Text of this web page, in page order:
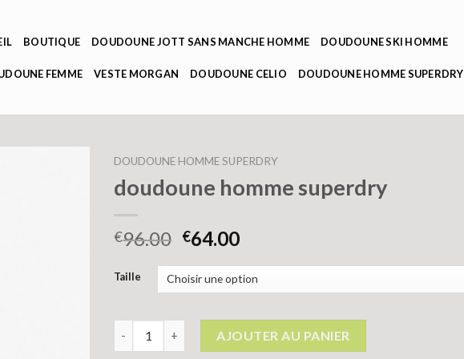
BOUTIQUE DOUDOUNE JOTT SANS MANCHE HOMME DOUDOUNE SKI HOMME
FEMME VESTE MORGAN DOUDOUNE CELIO DOUDOUNE HOMME SUPERDRY
DOUDOUNE HOMME SUPERDRY
doudoune homme superdry
€96.00 €64.00
Taille
AJOUTER AU PANIER